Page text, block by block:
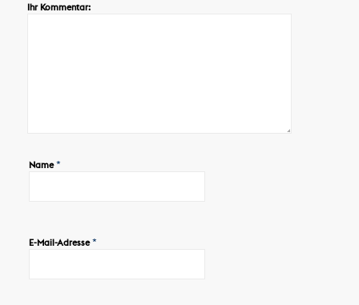
Ihr Kommentar:
Name*
E-Mail-Adresse*